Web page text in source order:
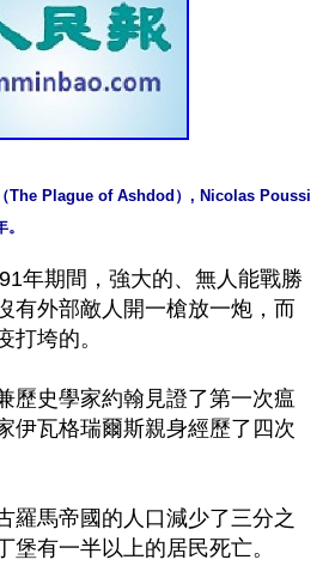
The Plague of Ashdod）, Nicolas Poussi
年期間，強大的、無人能戰勝
有外部敵人開一槍放一炮，而
打垮的。
歷史學家約翰見證了第一次瘟
伊瓦格瑞爾斯親身經歷了四次
羅馬帝國的人口減少了三分之
堡有一半以上的居民死亡。